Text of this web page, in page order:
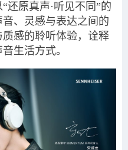
还原真声·听见不同”的
、灵感与表达之间的
感的聆听体验，诠释
生活方式。